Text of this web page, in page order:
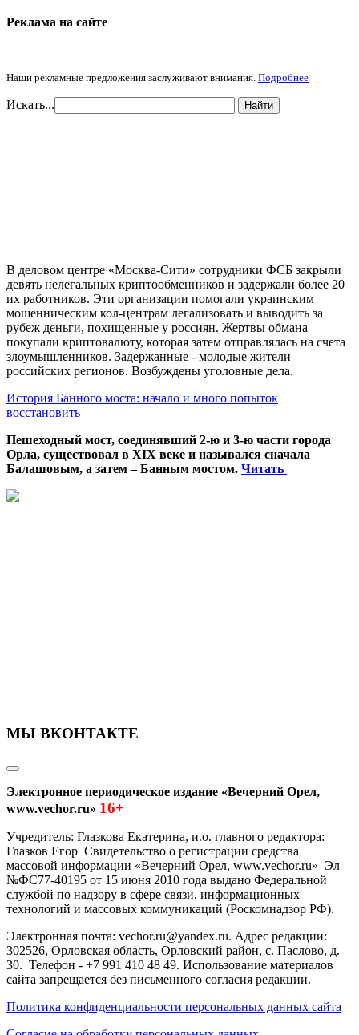
Реклама на cайте
Наши рекламные предложения заслуживают внимания. Подробнее
Искать... Найти
В деловом центре «Москва-Сити» сотрудники ФСБ закрыли
девять нелегальных криптообменников и задержали более 20
их работников. Эти организации помогали украинским
мошенническим кол-центрам легализовать и выводить за
рубеж деньги, похищенные у россиян. Жертвы обмана
покупали криптовалюту, которая затем отправлялась на счета
злоумышленников. Задержанные - молодые жители
российских регионов. Возбуждены уголовные дела.
История Банного моста: начало и много попыток
восстановить
Пешеходный мост, соединявший 2-ю и 3-ю части города
Орла, существовал в XIX веке и назывался сначала
Балашовым, а затем – Банным мостом. Читать
МЫ ВКОНТАКТЕ
Электронное периодическое издание «Вечерний Орел,
www.vechor.ru» 16+
Учредитель: Глазкова Екатерина, и.о. главного редактора:
Глазков Егор Свидетельство о регистрации средства
массовой информации «Вечерний Орел, www.vechor.ru» Эл
№ФС77-40195 от 15 июня 2010 года выдано Федеральной
службой по надзору в сфере связи, информационных
технологий и массовых коммуникаций (Роскомнадзор РФ).
Электронная почта: vechor.ru@yandex.ru. Адрес редакции:
302526, Орловская область, Орловский район, с. Паслово, д.
30. Телефон - +7 991 410 48 49. Использование материалов
сайта запрещается без письменного согласия редакции.
Политика конфиденциальности персональных данных сайта